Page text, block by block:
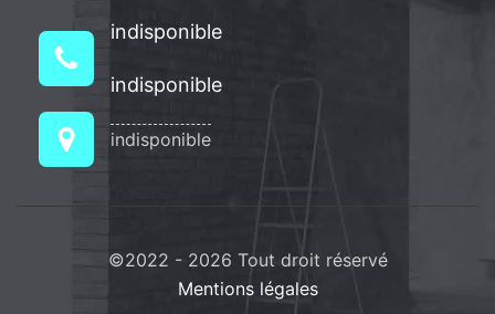
indisponible
indisponible
indisponible
©2022 - 2026 Tout droit réservé
Mentions légales